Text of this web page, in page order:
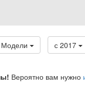
Модели с 2017
Вероятно вам нужно